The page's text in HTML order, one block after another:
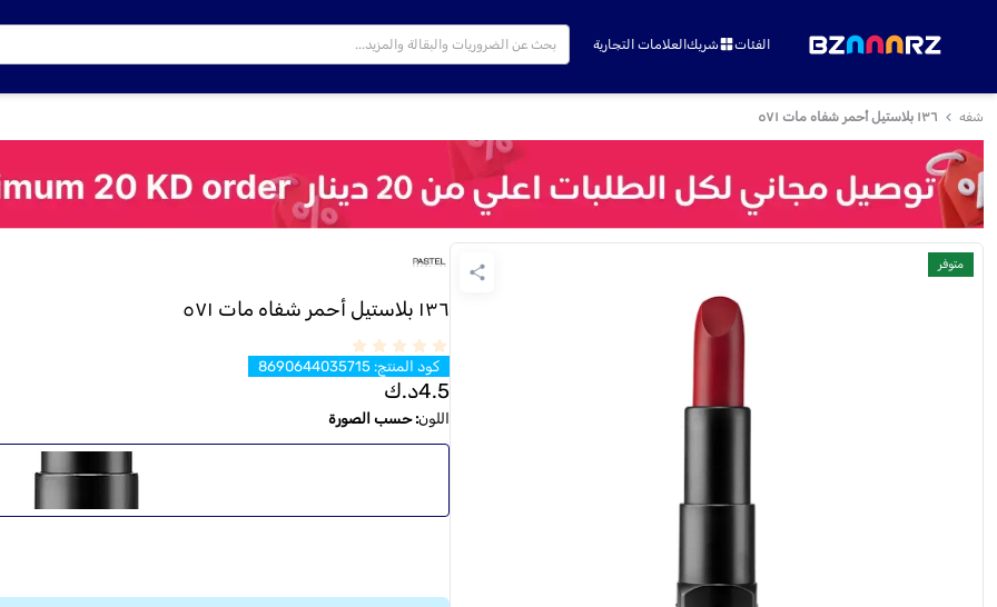
الفئات شريكالعلامات التجارية
شفه ١٣٦ بلاستيل أحمر شفاه مات ٥٧١
متوفر
١٣٦ بلاستيل أحمر شفاه مات ٥٧١
كود المنتج:
8690644035715
4.5د.ك
اللون:حسب الصورة